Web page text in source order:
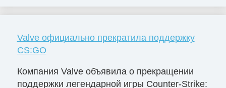
Valve официально прекратила поддержку
CS:GO
Компания Valve объявила о прекращении
поддержки легендарной игры Counter-Strike: